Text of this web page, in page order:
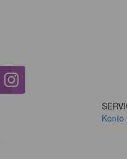
Konto